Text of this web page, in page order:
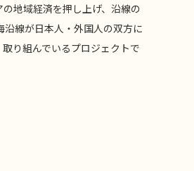
地域経済を押し上げ、沿線の
線が日本人・外国人の双方に
り組んでいるプロジェクトで